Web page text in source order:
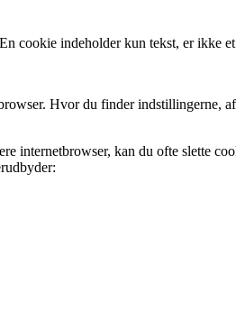
cookie indeholder kun tekst, er ikke
Hvor du finder
internetbrowser, kan du ofte slette